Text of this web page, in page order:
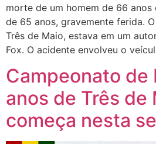
morte de um homem de 66 anos
de 65 anos, gravemente ferida.
Três de Maio, estava em um
Fox. O acidente envolveu o
Campeonato de
anos de Três de
começa nesta